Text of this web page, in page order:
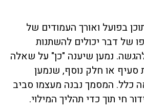
בפועל ואורך העמודים של
של דבר יכולים להשתנות
נמען שיענה "כן" על שאלה
סעיף או חלק נוסף, שנמען
כלל. המסמך נבנה מעצמו סביב
חי תוך כדי תהליך המילוי.